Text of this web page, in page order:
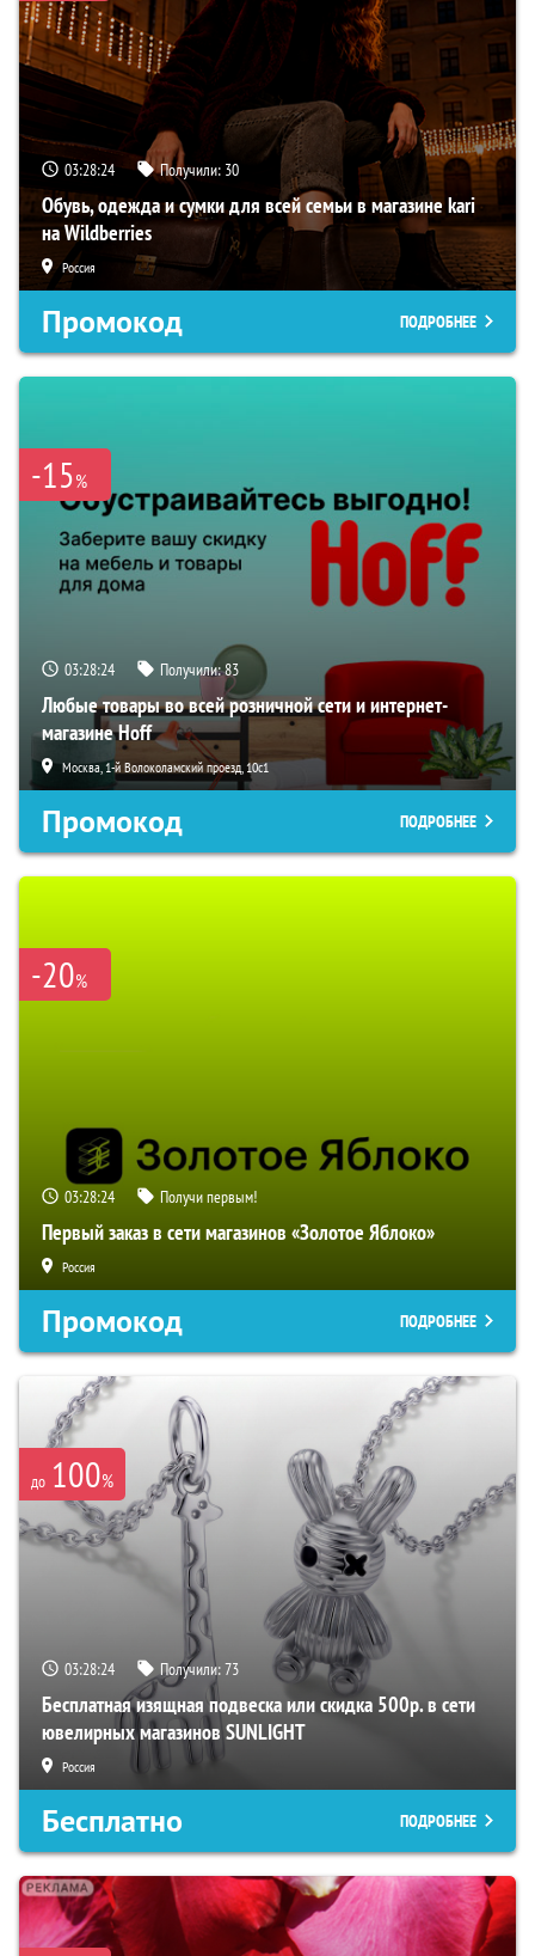
03:28:23 Получили: 30
Обувь, одежда и сумки для всей семьи в магазине kari
на Wildberries
Россия
Промокод ПОДРОБНЕЕ
-15%
03:28:23 Получили:83
Любые товары во всей розничной сети и интернет-
магазине Hoff
Москва, 1-й Волоколамский проезд, 10с1
Промокод ПОДРОБНЕЕ
-20%
03:28:23 Получи первым!
Первый заказ в сети магазинов «Золотое Яблоко»
Россия
Промокод ПОДРОБНЕЕ
до 100%
03:28:23 Получили:73
Бесплатная изящная подвеска или скидка 500р. в сети
ювелирных магазинов SUNLIGHT
Россия
Бесплатно ПОДРОБНЕЕ